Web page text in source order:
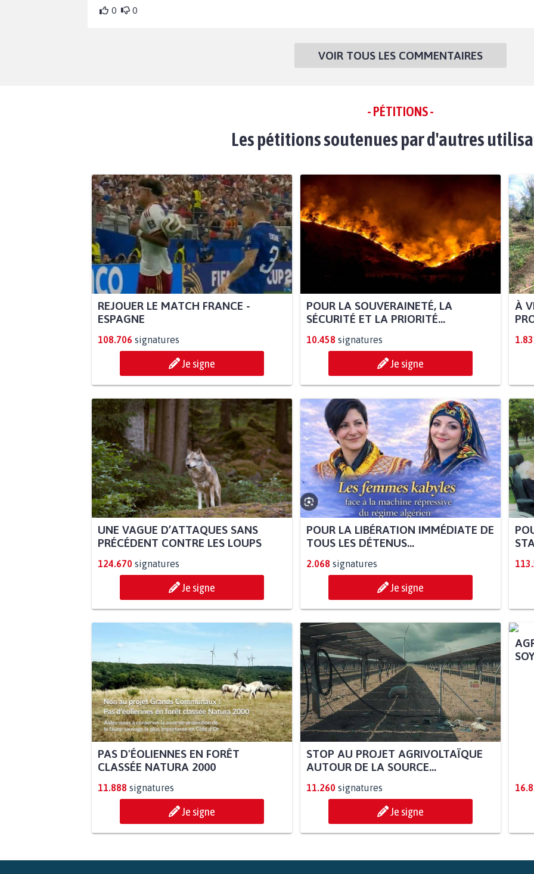
0 0
VOIR TOUS LES COMMENTAIRES
- PÉTITIONS -
Les pétitions soutenues par d'autres
REJOUER LE MATCH FRANCE -
ESPAGNE
108.706 signatures
Je signe
POUR LA SOUVERAINETÉ, LA
SÉCURITÉ ET LA PRIORITÉ...
10.458 signatures
Je signe
À
UNE VAGUE D’ATTAQUES SANS
PRÉCÉDENT CONTRE LES LOUPS
124.670 signatures
Je signe
POUR LA LIBÉRATION IMMÉDIATE DE
TOUS LES DÉTENUS...
2.068 signatures
Je signe
PAS D'ÉOLIENNES EN FORÊT
CLASSÉE NATURA 2000
11.888 signatures
Je signe
STOP AU PROJET AGRIVOLTAÏQUE
AUTOUR DE LA SOURCE...
11.260 signatures
Je signe